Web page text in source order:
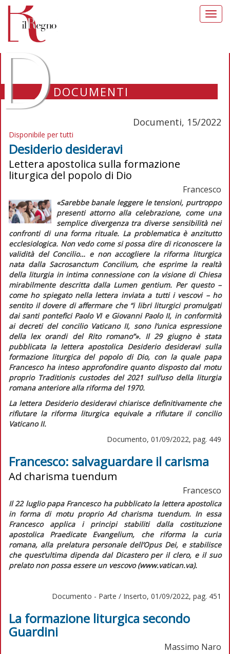
DOCUMENTI
Documenti, 15/2022
Disponibile per tutti
Desiderio desideravi
Lettera apostolica sulla formazione
liturgica del popolo di Dio
Francesco
«Sarebbe banale leggere le tensioni, purtroppo
presenti attorno alla celebrazione, come una
semplice divergenza tra diverse sensibilità nei
confronti di una forma rituale. La problematica è anzitutto
ecclesiologica. Non vedo come si possa dire di riconoscere la
validità del Concilio… e non accogliere la riforma liturgica
nata dalla Sacrosanctum Concilium, che esprime la realtà
della liturgia in intima connessione con la visione di Chiesa
mirabilmente descritta dalla Lumen gentium. Per questo –
come ho spiegato nella lettera inviata a tutti i vescovi – ho
sentito il dovere di affermare che “i libri liturgici promulgati
dai santi pontefici Paolo VI e Giovanni Paolo II, in conformità
ai decreti del concilio Vaticano II, sono l’unica espressione
della lex orandidel Rito romano”». Il 29 giugno è stata
pubblicata la lettera apostolica Desiderio desideravisulla
formazione liturgica del popolo di Dio, con la quale papa
Francesco ha inteso approfondire quanto disposto dal motu
proprio Traditionis custodes del 2021 sull’uso della liturgia
romana anteriore alla riforma del 1970.
La lettera Desiderio desideravi chiarisce definitivamente che
rifiutare la riforma liturgica equivale a rifiutare il concilio
Vaticano II.
Documento, 01/09/2022, pag. 449
Francesco: salvaguardare il carisma
Ad charisma tuendum
Francesco
Il 22 luglio papa Francesco ha pubblicato la lettera apostolica
in forma di motu proprioAd charisma tuendum.In essa
Francesco applica i principi stabiliti dalla costituzione
apostolica Praedicate Evangelium, che riforma la curia
romana, alla prelatura personale dell’Opus Dei, e stabilisce
che quest’ultima dipenda dal Dicastero per il clero, e il suo
prelato non possa essere un vescovo (www.vatican.va).
Documento - Parte / Inserto, 01/09/2022, pag. 451
La formazione liturgica secondo
Guardini
Massimo Naro